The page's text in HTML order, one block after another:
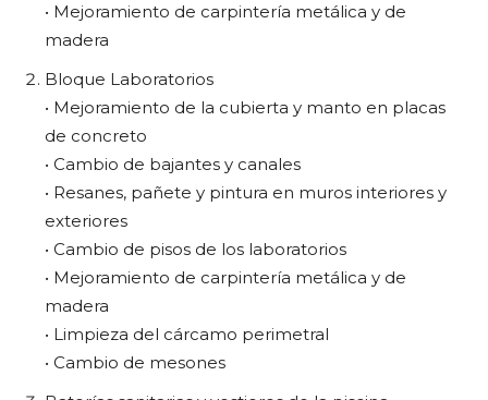
• Mejoramiento de carpintería metálica y de
madera
Bloque Laboratorios
• Mejoramiento de la cubierta y manto en placas
de concreto
• Cambio de bajantes y canales
• Resanes, pañete y pintura en muros interiores y
exteriores
• Cambio de pisos de los laboratorios
• Mejoramiento de carpintería metálica y de
madera
• Limpieza del cárcamo perimetral
• Cambio de mesones